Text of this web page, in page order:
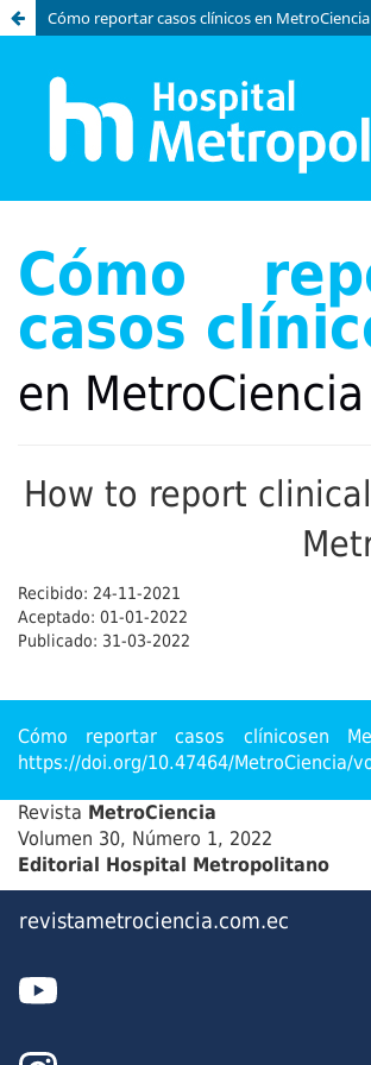
Cómo reportar casos clínicos en MetroCiencia